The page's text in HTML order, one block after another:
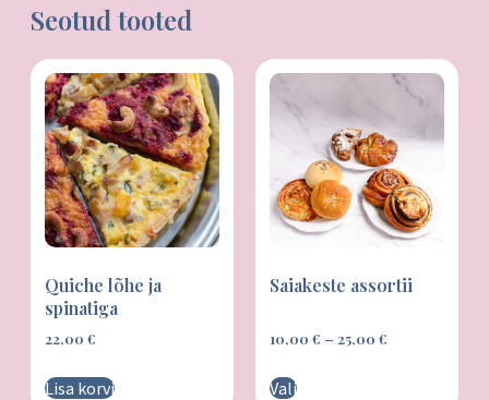
Maiustused
Kingitused
Seotud tooted
Quiche lõhe ja
spinatiga
22,00 €
Lisa korvi
Saiakeste assortii
10,00 € – 25,00 €
Vali